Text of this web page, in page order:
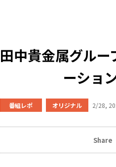
田中貴金属グル
ーショ
番組レポ オリジナル 2/28,
Share